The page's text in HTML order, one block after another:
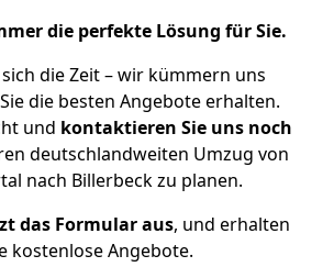
die perfekte Lösung für Sie.
die Zeit – wir kümmern uns
die besten Angebote erhalten.
und kontaktieren Sie uns noch
deutschlandweiten Umzug von
nach Billerbeck zu planen.
das Formular aus, und erhalten
kostenlose Angebote.